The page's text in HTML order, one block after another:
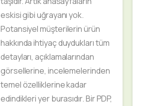
eskisi gibi uğrayanı yok.
Potansiyel müşterilerin ürün
hakkında ihtiyaç duydukları tüm
detayları, açıklamalarından
görsellerine, incelemelerinden
temel özelliklerine kadar
edindikleri yer burasıdır. Bir PDP,